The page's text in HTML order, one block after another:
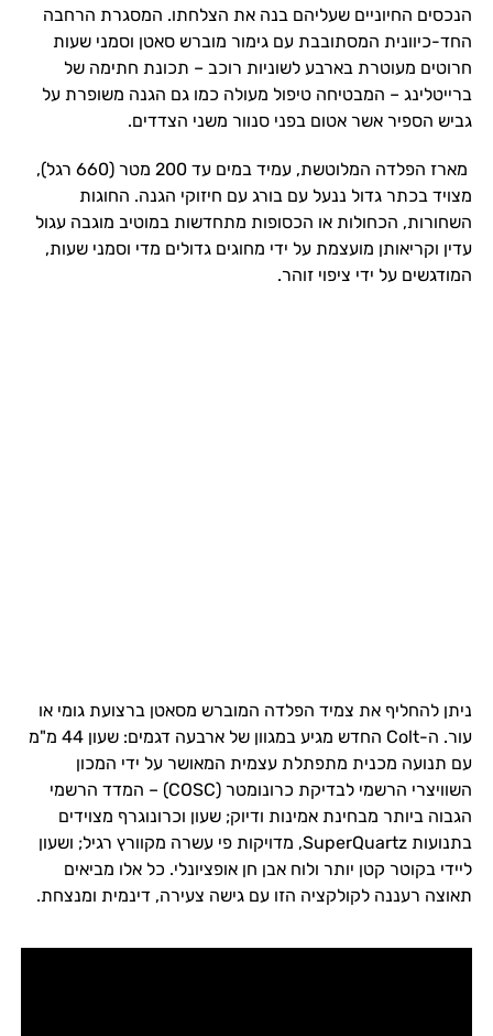
הנכסים החיוניים שעליהם בנה את הצלחתו. המסגרת הרחבה
החד-כיוונית המסתובבת עם גימור מוברש סאטן וסמני שעות
חרוטים מעוטרת בארבע לשוניות רוכב – תכונת חתימה של
ברייטלינג – המבטיחה טיפול מעולה כמו גם הגנה משופרת על
גביש הספיר אשר אטום בפני סנוור משני הצדדים.
מארז הפלדה המלוטשת, עמיד במים עד 200 מטר (660 רגל),
מצויד בכתר גדול ננעל עם בורג עם חיזוקי הגנה. החוגות
השחורות, הכחולות או הכסופות מתחדשות במוטיב מוגבה עגול
עדין וקריאותן מועצמת על ידי מחוגים גדולים מדי וסמני שעות,
המודגשים על ידי ציפוי זוהר.
ניתן להחליף את צמיד הפלדה המוברש מסאטן ברצועת גומי או
עור. ה-Colt החדש מגיע במגוון של ארבעה דגמים: שעון 44 מ"מ
עם תנועה מכנית מתפתלת עצמית המאושר על ידי המכון
השוויצרי הרשמי לבדיקת כרונומטר (COSC) – המדד הרשמי
הגבוה ביותר מבחינת אמינות ודיוק; שעון וכרונוגרף מצוידים
בתנועות SuperQuartz, מדויקות פי עשרה מקוורץ רגיל; ושעון
ליידי בקוטר קטן יותר ולוח אבן חן אופציונלי. כל אלו מביאים
תאוצה רעננה לקולקציה הזו עם גישה צעירה, דינמית ומנצחת.